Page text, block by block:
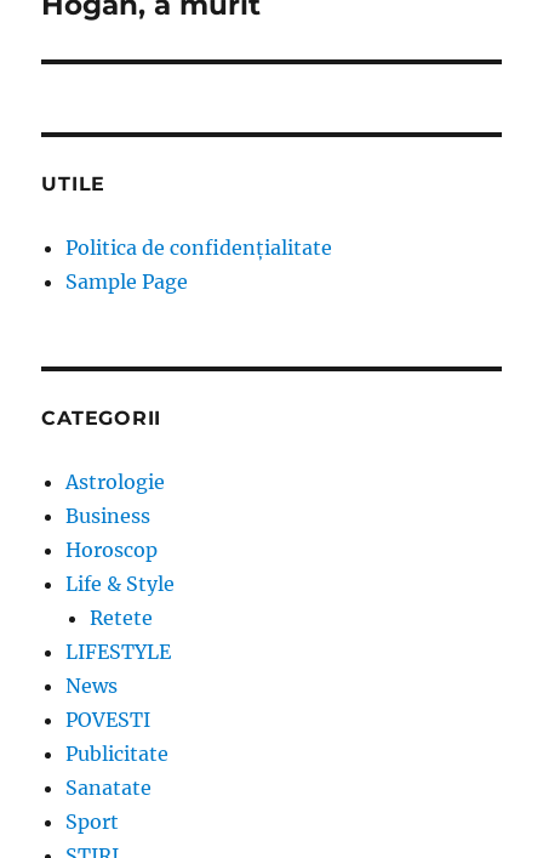
UTILE
Politica de confidențialitate
Sample Page
CATEGORII
Astrologie
Business
Horoscop
Life & Style
Retete
LIFESTYLE
News
POVESTI
Publicitate
Sanatate
Sport